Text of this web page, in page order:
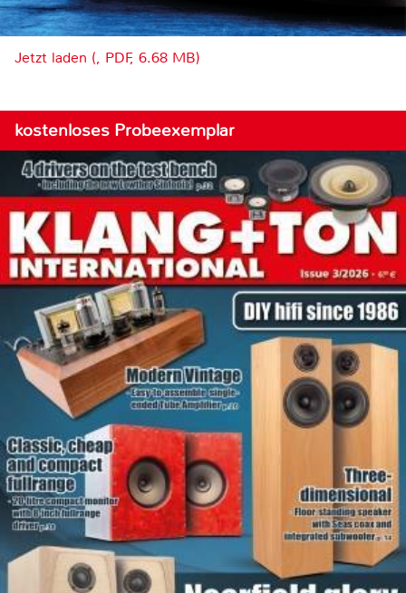
Jetzt laden (, PDF, 6.68 MB)
kostenloses Probeexemplar